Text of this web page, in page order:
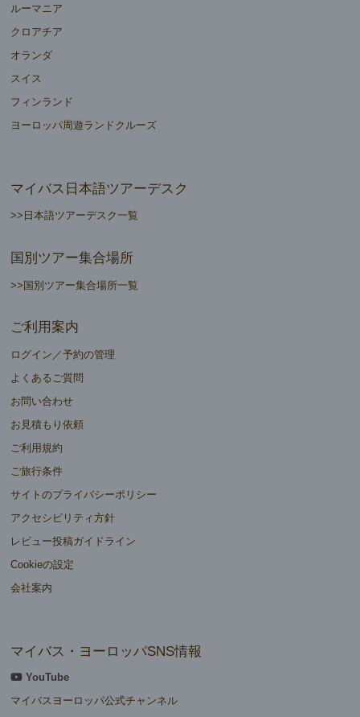
ルーマニア
クロアチア
オランダ
スイス
フィンランド
ヨーロッパ周遊ランドクルーズ
マイバス日本語ツアーデスク
>>日本語ツアーデスク一覧
国別ツアー集合場所
>>国別ツアー集合場所一覧
ご利用案内
ログイン／予約の管理
よくあるご質問
お問い合わせ
お見積もり依頼
ご利用規約
ご旅行条件
サイトのプライバシーポリシー
アクセシビリティ方針
レビュー投稿ガイドライン
Cookieの設定
会社案内
マイバス・ヨーロッパSNS情報
YouTube
マイバスヨーロッパ公式チャンネル